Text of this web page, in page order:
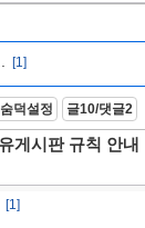
[1]
숨덕설정 글10/댓글2
게시판 규칙 안내
[1]